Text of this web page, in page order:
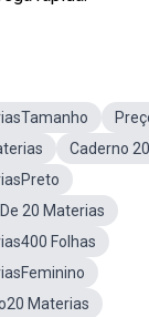
Caderno
20 Materias
Folhas
Materias